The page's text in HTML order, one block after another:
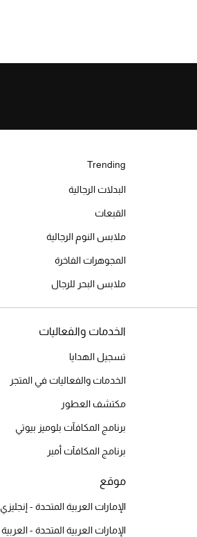
Trending
البدلات الرجالية
القبعات
ملابس النوم الرجالية
المجوهرات الفاخرة
ملابس البحر للرجال
الخدمات والفعاليات
تسجيل الهدايا
الخدمات والفعاليات في المتجر
مكتشف العطور
برنامج المكافآت بلوميز بيوتي
برنامج المكافآت أمبر
موقع
الإمارات العربية المتحدة - إنجليزي
الإمارات العربية المتحدة - العربية